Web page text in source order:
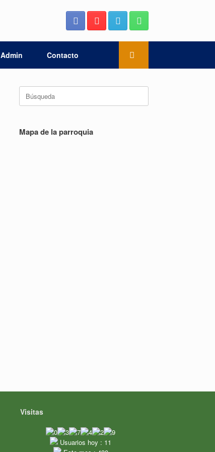
Admin Contacto
Buscar:
Mapa de la parroquia
Visitas
Usuarios hoy : 11